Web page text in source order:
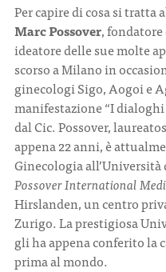
Per capire di cosa si
Marc Possover,
ideatore delle sue molte
scorso a Milano in
ginecologi Sigo, Aogoi e
manifestazione “I
dal Cic. Possover,
appena 22 anni, è
Ginecologia
PossoverInternational
Hirslanden, un centro
Zurigo. La prestigiosa
gli ha appena conferito la
prima al mondo.